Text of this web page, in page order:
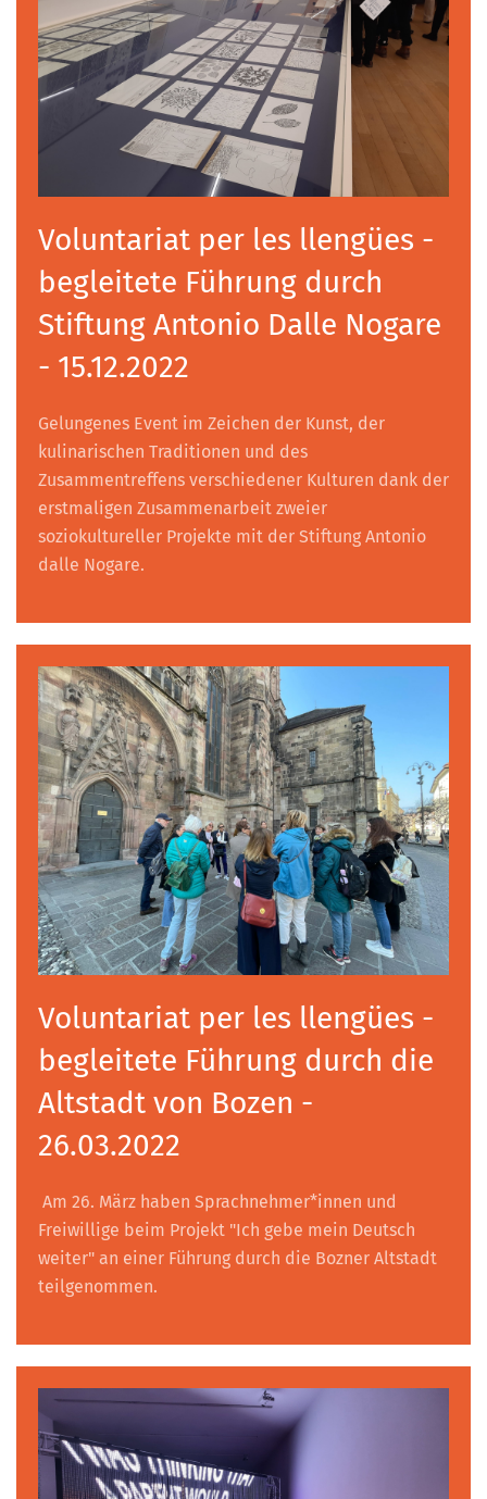
Voluntariat per les llengües -
begleitete Führung durch
Stiftung Antonio Dalle Nogare
- 15.12.2022
Gelungenes Event im Zeichen der Kunst, der
kulinarischen Traditionen und des
Zusammentreffens verschiedener Kulturen dank der
erstmaligen Zusammenarbeit zweier
soziokultureller Projekte mit der Stiftung Antonio
dalle Nogare.
Voluntariat per les llengües -
begleitete Führung durch die
Altstadt von Bozen -
26.03.2022
Am 26. März haben Sprachnehmer*innen und
Freiwillige beim Projekt "Ich gebe mein Deutsch
weiter" an einer Führung durch die Bozner Altstadt
teilgenommen.